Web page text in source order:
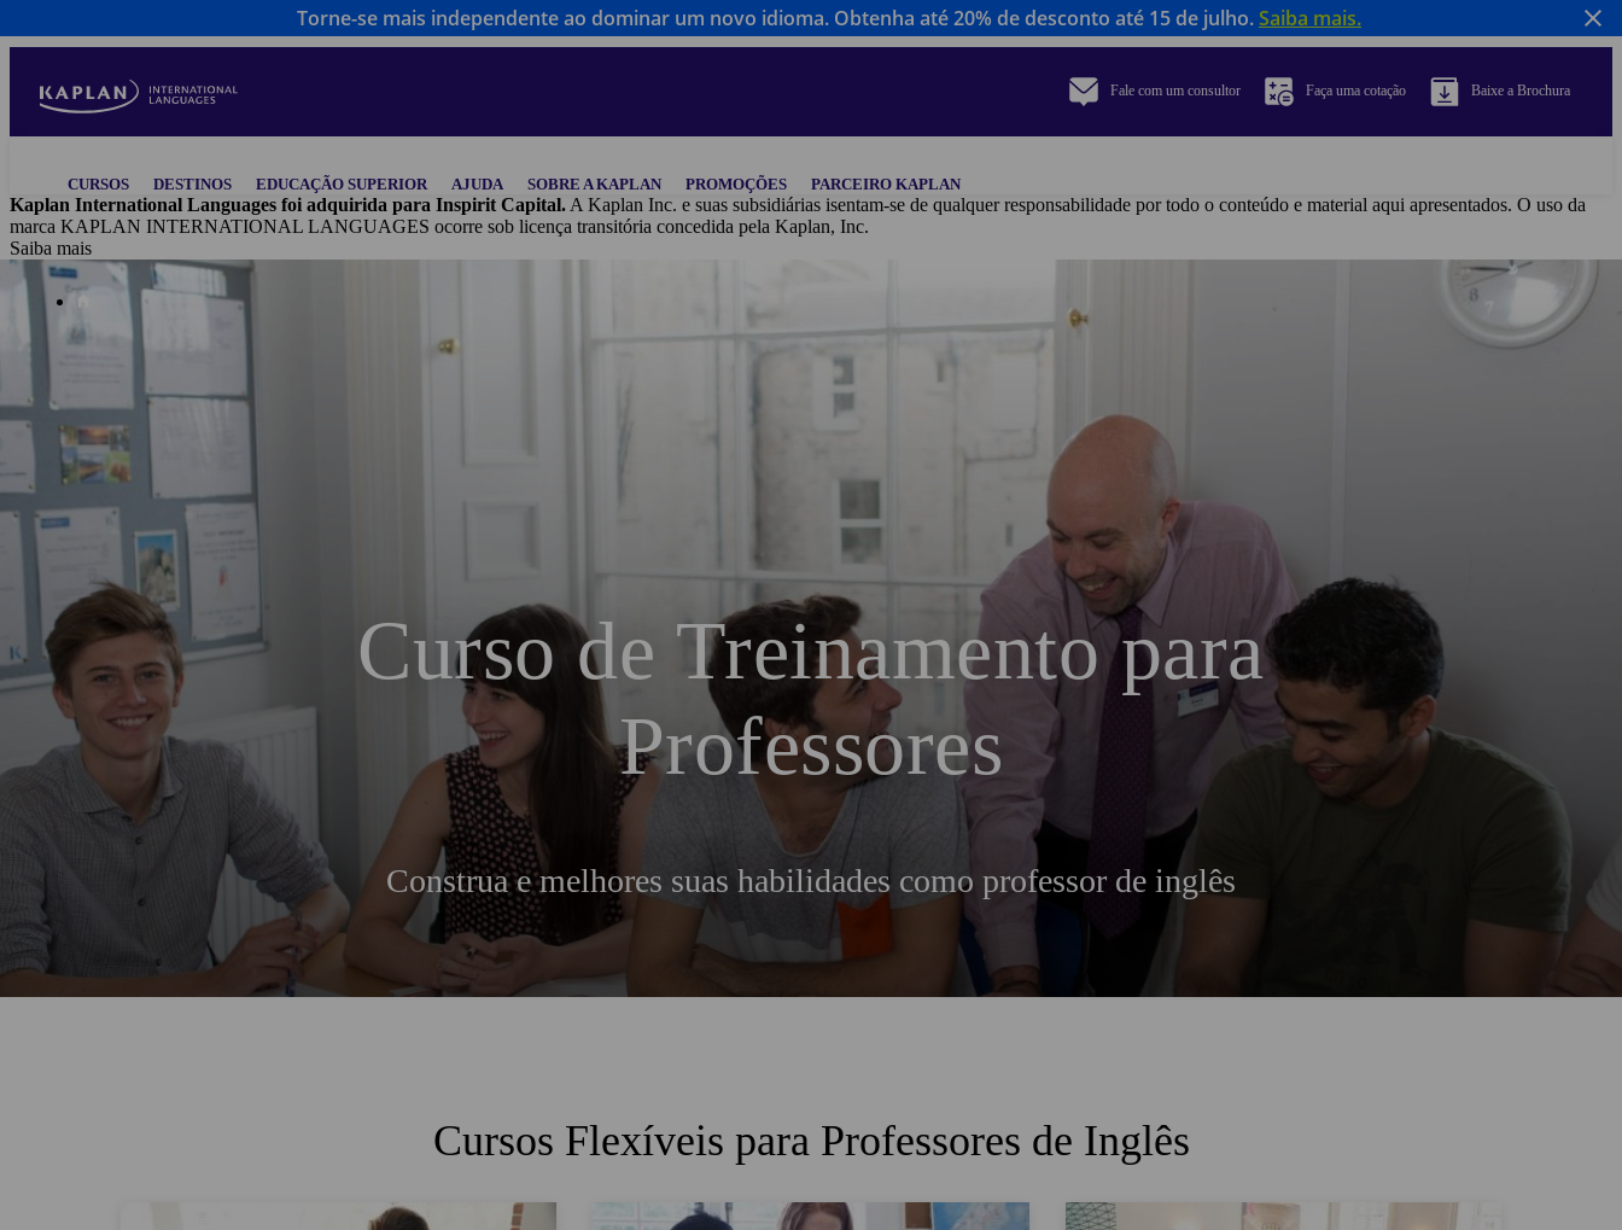
to
content
Fale com um consultor Faça uma cotação Baixe a Brochura
navigationCURSOS DESTINOS EDUCAÇÃO SUPERIOR AJUDA SOBRE A KAPLAN PROMOÇÕES PARCEIRO KAPLAN
Kaplan International Languages foi adquirida para Inspirit Capital. A Kaplan Inc. e suas subsidiárias isentam-se de qualquer responsabilidade por todo o conteúdo e material aqui apresentados. O uso da
marca KAPLAN INTERNATIONAL LANGUAGES ocorre sob licença transitória concedida pela Kaplan, Inc.
Saiba mais
Torne-se mais independente ao dominar um novo idioma. Obtenha até 20% de desconto até 15 de julho.Saiba mais.
Curso de Treinamento para
Professores
Construa e melhores suas habilidades como professor de inglês
Cursos Flexíveis para Professores de Inglês